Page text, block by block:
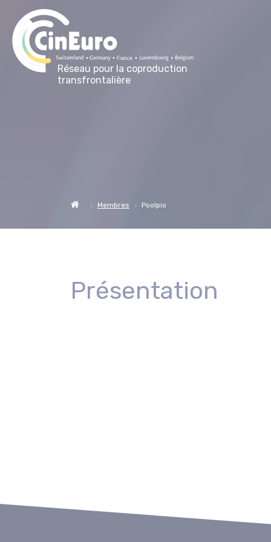
Réseau pour la coproduction
transfrontalière
Membres Poolpio
Présentation